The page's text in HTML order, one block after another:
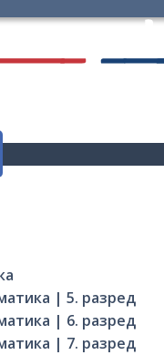
| 5. разред
| 6. разред
| 7. разред